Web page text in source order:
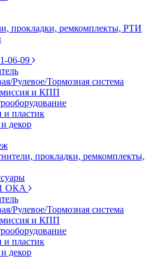
прокладки, ремкомплекты, РТИ
06-09
Рулевое/Тормозная система
и КПП
и пластик
декор
прокладки, ремкомплекты,
ОКА
Рулевое/Тормозная система
и КПП
и пластик
декор